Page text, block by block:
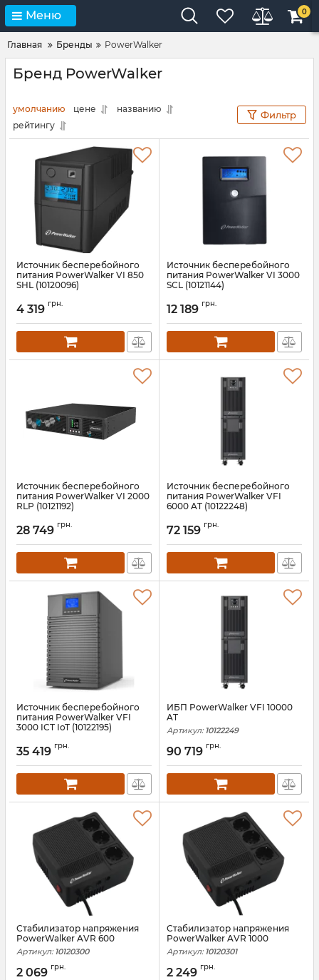
Меню 0
Главная Бренды PowerWalker
Бренд PowerWalker
умолчанию цене
названию
рейтингу
Фильтр
Источник бесперебойного
питания PowerWalker VI 850
SHL (10120096)
4 319 грн.
Источник бесперебойного
питания PowerWalker VI 3000
SCL (10121144)
12 189 грн.
Источник бесперебойного
питания PowerWalker VI 2000
RLP (10121192)
28 749 грн.
Источник бесперебойного
питания PowerWalker VFI
6000 AT (10122248)
72 159 грн.
Источник бесперебойного
питания PowerWalker VFI
3000 ICT IoT (10122195)
35 419 грн.
ИБП PowerWalker VFI 10000
AT
Артикул: 10122249
90 719 грн.
Стабилизатор напряжения
PowerWalker AVR 600
Артикул: 10120300
2 069 грн.
Стабилизатор напряжения
PowerWalker AVR 1000
Артикул: 10120301
2 249 грн.